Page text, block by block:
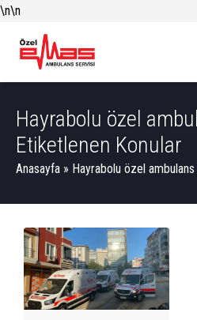
\n\n
Hayrabolu özel
Etiketlenen Konular
Anasayfa » Hayrabolu özel